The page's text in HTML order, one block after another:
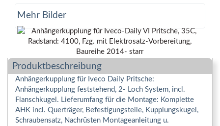
Mehr Bilder
Produktbeschreibung
Anhängerkupplung für Iveco Daily Pritsche:
Anhängerkupplung feststehend, 2- Loch System, incl.
Flanschkugel. Lieferumfang für die Montage: Komplette
AHK incl. Querträger, Befestigungsteile, Kupplungskugel,
Schraubensatz, Nachrüsten Montageanleitung u.